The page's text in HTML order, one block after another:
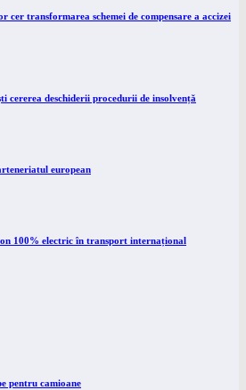
transformarea schemei de compensare a accizei
cererea deschiderii procedurii de insolvență
european
100% electric în transport internațional
pentru camioane